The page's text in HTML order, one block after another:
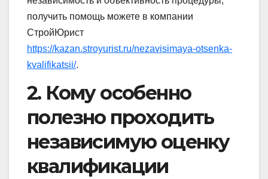
получить помощь можете в компании
СтройЮрист
https://kazan.stroyurist.ru/nezavisimaya-otsenka-
kvalifikatsii/.
2. Кому особенно
полезно проходить
независимую оценку
квалификации